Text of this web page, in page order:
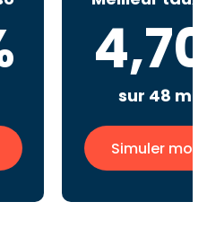
sur 48
Simuler mon